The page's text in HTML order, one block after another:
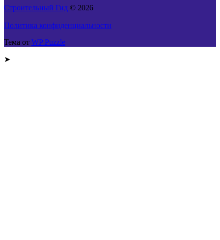
Строительный Гид © 2026
Политика конфиденциальности
Тема от WP Puzzle
➤